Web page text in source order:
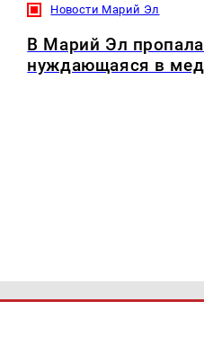
Новости Марий Эл
В Марий Эл
нуждающаяся в